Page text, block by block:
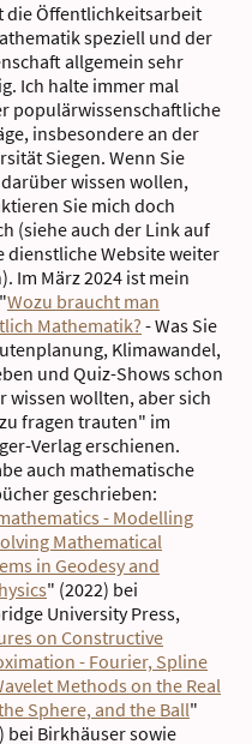
die Öffentlichkeitsarbeit
speziell und der
allgemein sehr
Ich halte immer mal
populärwissenschaftliche
insbesondere an der
Siegen. Wenn Sie
wissen wollen,
Sie mich doch
(siehe auch der Link auf
dienstliche Website weiter
Im März 2024 ist mein
Wozu braucht man
Mathematik?- Was Sie
Klimawandel,
und Quiz-Shows schon
wissen wollten, aber sich
fragen trauten" im
Verlag erschienen.
auch mathematische
geschrieben:
- Modelling
Mathematical
in Geodesy and
" (2022) bei
University Press,
on Constructive
- Fourier, Spline
Methods on the Real
Sphere, and the Ball"
bei Birkhäuser sowie